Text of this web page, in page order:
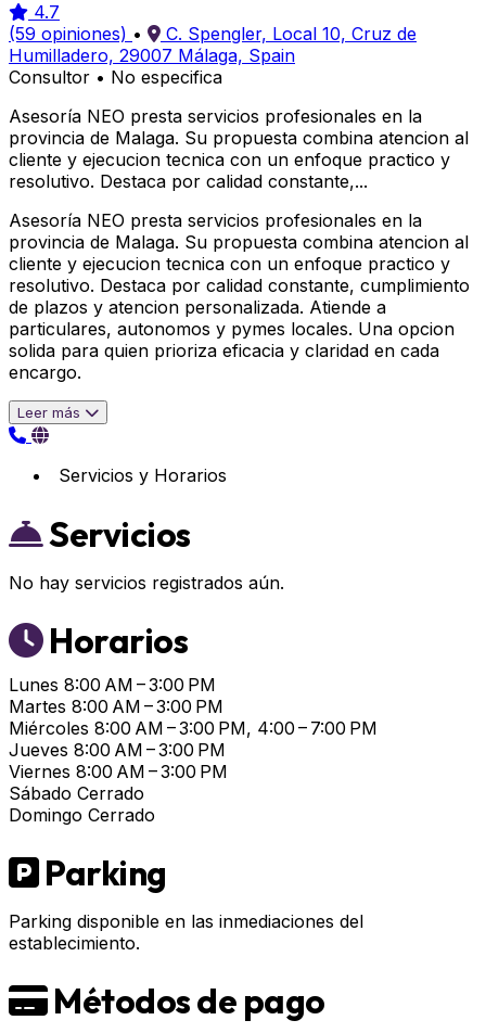
4.7
(59 opiniones) •
C. Spengler, Local 10, Cruz de
Humilladero, 29007 Málaga, Spain
Consultor • No especifica
Asesoría NEO presta servicios profesionales en la
provincia de Malaga. Su propuesta combina atencion al
cliente y ejecucion tecnica con un enfoque practico y
resolutivo. Destaca por calidad constante,...
Asesoría NEO presta servicios profesionales en la
provincia de Malaga. Su propuesta combina atencion al
cliente y ejecucion tecnica con un enfoque practico y
resolutivo. Destaca por calidad constante, cumplimiento
de plazos y atencion personalizada. Atiende a
particulares, autonomos y pymes locales. Una opcion
solida para quien prioriza eficacia y claridad en cada
encargo.
Leer más
Servicios y Horarios
Servicios
No hay servicios registrados aún.
Horarios
Lunes 8:00 AM – 3:00 PM
Martes 8:00 AM – 3:00 PM
Miércoles 8:00 AM – 3:00 PM, 4:00 – 7:00 PM
Jueves 8:00 AM – 3:00 PM
Viernes 8:00 AM – 3:00 PM
Sábado Cerrado
Domingo Cerrado
Parking
Parking disponible en las inmediaciones del
establecimiento.
Métodos de pago